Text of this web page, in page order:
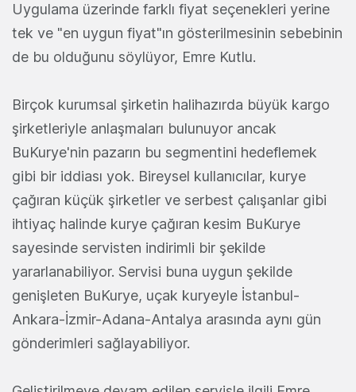
Uygulama üzerinde farklı fiyat seçenekleri yerine
tek ve "en uygun fiyat"ın gösterilmesinin sebebinin
de bu olduğunu söylüyor, Emre Kutlu.
Birçok kurumsal şirketin halihazırda büyük kargo
şirketleriyle anlaşmaları bulunuyor ancak
BuKurye'nin pazarın bu segmentini hedeflemek
gibi bir iddiası yok. Bireysel kullanıcılar, kurye
çağıran küçük şirketler ve serbest çalışanlar gibi
ihtiyaç halinde kurye çağıran kesim BuKurye
sayesinde servisten indirimli bir şekilde
yararlanabiliyor. Servisi buna uygun şekilde
genişleten BuKurye, uçak kuryeyle İstanbul-
Ankara-İzmir-Adana-Antalya arasında aynı gün
gönderimleri sağlayabiliyor.